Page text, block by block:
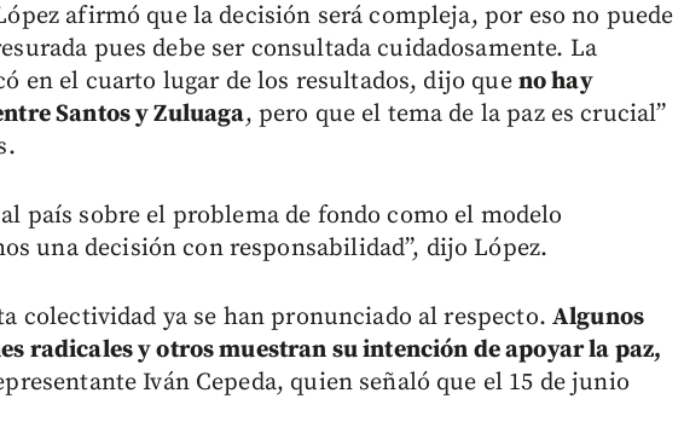
afirmó que la decisión será compleja, por eso no puede
pues debe ser consultada cuidadosamente. La
en el cuarto lugar de los resultados, dijo que no hay
Santos y Zuluaga, pero que el tema de la paz es crucial”
país sobre el problema de fondo como el modelo
una decisión con responsabilidad”, dijo López.
colectividad ya se han pronunciado al respecto. Algunos
radicales y otros muestran su intención de apoyar la paz,
Iván Cepeda, quien señaló que el 15 de junio